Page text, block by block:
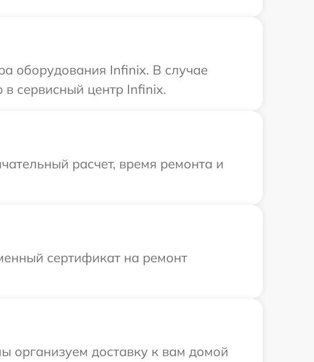
оборудования Infinix. В случае
сервисный центр Infinix.
расчет, время ремонта и
сертификат на ремонт
организуем доставку к вам домой